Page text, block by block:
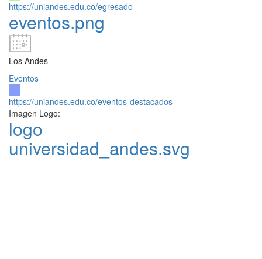
https://uniandes.edu.co/egresado
eventos.png
Los Andes
Eventos
https://uniandes.edu.co/eventos-destacados
Imagen Logo:
logo
universidad_andes.svg